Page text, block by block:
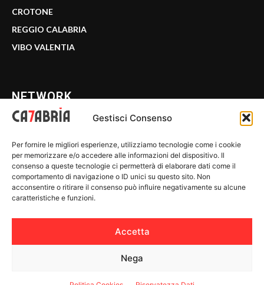
Gestisci Consenso
Per fornire le migliori esperienze, utilizziamo tecnologie come i cookie
per memorizzare e/o accedere alle informazioni del dispositivo. Il
consenso a queste tecnologie ci permetterà di elaborare dati come il
comportamento di navigazione o ID unici su questo sito. Non
acconsentire o ritirare il consenso può influire negativamente su alcune
caratteristiche e funzioni.
Accetta
Nega
CROTONE
REGGIO CALABRIA
VIBO VALENTIA
NETWORK
WE CALABRIA
C7 PLAY
MIX ZONE